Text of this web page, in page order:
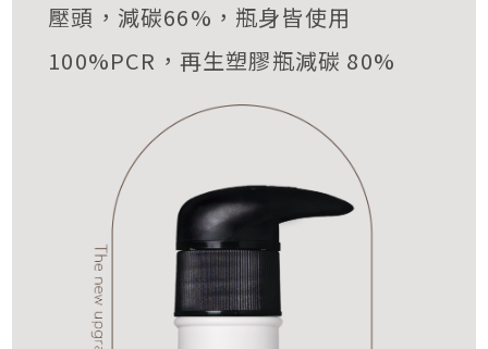
壓頭，減碳66%，瓶身皆使用
100%PCR，再生塑膠瓶減碳 80%